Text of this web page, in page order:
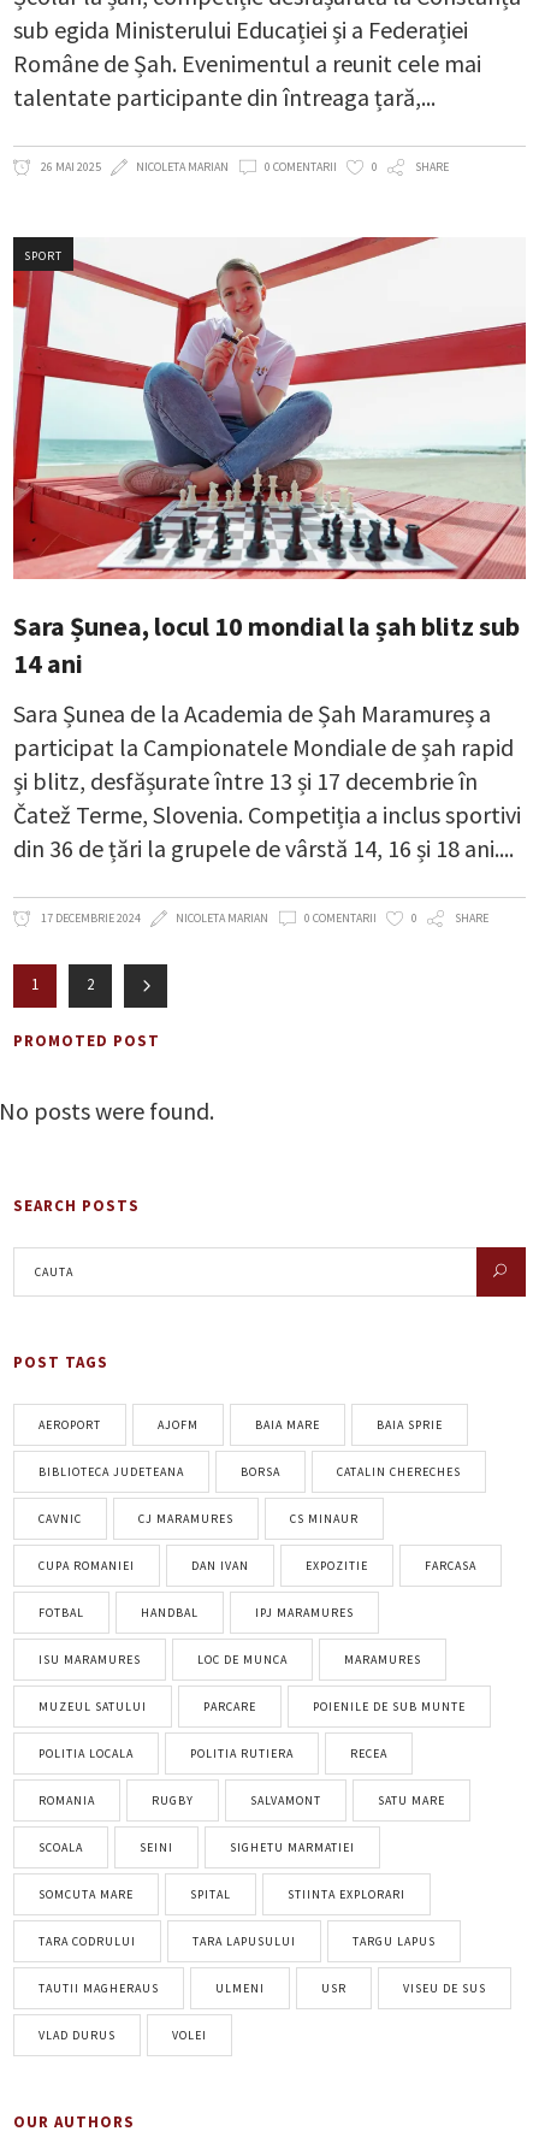
sub egida Ministerului Educației și a Federației
Române de Șah. Evenimentul a reunit cele mai
talentate participante din întreaga țară,
26 MAI 2025 NICOLETA MARIAN 0 COMENTARII 0 SHARE
SPORT
Sara Șunea, locul 10 mondial la șah blitz sub
14 ani
Sara Șunea de la Academia de Șah Maramureș a
participat la Campionatele Mondiale de șah rapid
și blitz, desfășurate între 13 și 17 decembrie în
Čatež Terme, Slovenia. Competiția a inclus sportivi
din 36 de țări la grupele de vârstă 14, 16 și 18 ani.
17 DECEMBRIE 2024 NICOLETA MARIAN 0 COMENTARII 0 SHARE
1 2
PROMOTED POST
No posts were found.
SEARCH POSTS
POST TAGS
AEROPORT AJOFM BAIA MARE BAIA SPRIE
BIBLIOTECA JUDETEANA BORSA CATALIN CHERECHES
CAVNIC CJ MARAMURES CS MINAUR
CUPA ROMANIEI DAN IVAN EXPOZITIE FARCASA
FOTBAL HANDBAL IPJ MARAMURES
ISU MARAMURES LOC DE MUNCA MARAMURES
MUZEUL SATULUI PARCARE POIENILE DE SUB MUNTE
POLITIA LOCALA POLITIA RUTIERA RECEA
ROMANIA RUGBY SALVAMONT SATU MARE
SCOALA SEINI SIGHETU MARMATIEI
SOMCUTA MARE SPITAL STIINTA EXPLORARI
TARA CODRULUI TARA LAPUSULUI TARGU LAPUS
TAUTII MAGHERAUS ULMENI USR VISEU DE SUS
VLAD DURUS VOLEI
OUR AUTHORS